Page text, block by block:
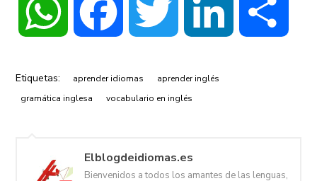
WhatsApp Facebook Twitter LinkedIn
Etiquetas: aprender idiomas
aprender inglés
gramática inglesa
vocabulario en inglés
Elblogdeidiomas.es
Bienvenidos a todos los amantes de las lenguas,